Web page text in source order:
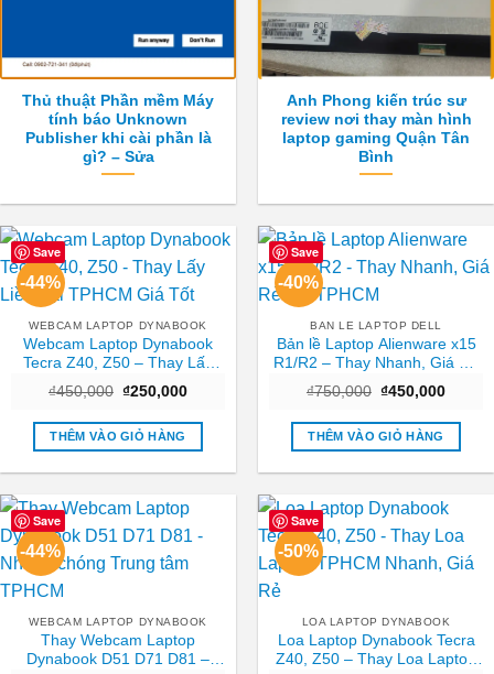
Thủ thuật Phần mềm Máy
tính báo Unknown
Publisher khi cài phần là
gì? – Sửa
Anh Phong kiến trúc sư
review nơi thay màn hình
laptop gaming Quận Tân
Bình
Save
-44%
WEBCAM LAPTOP DYNABOOK
Webcam Laptop Dynabook
Tecra Z40, Z50 – Thay Lấy
₫450,000 Giá
là:
₫450,000.
₫250,000Giá
tại
₫250,000.
THÊM VÀO GIỎ HÀNG
Save
-40%
BAN LE LAPTOP DELL
Bản lề Laptop Alienware x15
R1/R2 – Thay Nhanh, Giá Rẻ
₫750,000 Giá
là:
₫750,000.
₫450,000Giá
tại
THÊM VÀO GIỎ HÀNG
Save
-44%
WEBCAM LAPTOP DYNABOOK
Thay Webcam Laptop
Dynabook D51 D71 D81 –
Save
-50%
LOA LAPTOP DYNABOOK
Loa Laptop Dynabook Tecra
Z40, Z50 – Thay Loa Laptop